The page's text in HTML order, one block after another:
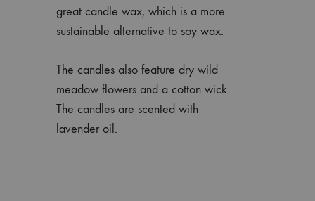
great candle wax, which is a more
sustainable alternative to soy wax.
The candles also feature dry wild
meadow flowers and a cotton wick.
The candles are scented with
lavender oil.